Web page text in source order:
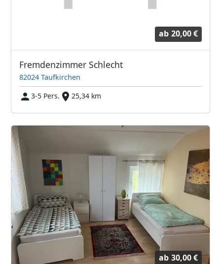
ab 20,00 €
Fremdenzimmer Schlecht
82024 Taufkirchen
3-5 Pers.
25,34 km
ab 30,00 €